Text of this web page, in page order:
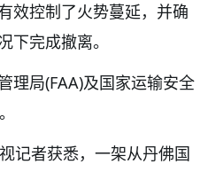
效控制了火势蔓延，并确
下完成撤离。
理局(FAA)及国家运输安全
记者获悉，一架从丹佛国